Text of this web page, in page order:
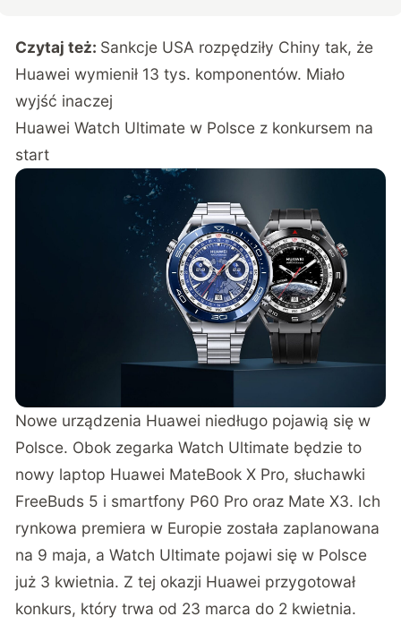
Czytaj też: Sankcje USA rozpędziły Chiny tak, że
Huawei wymienił 13 tys. komponentów. Miało
wyjść inaczej
Huawei Watch Ultimate w Polsce z konkursem na
start
Nowe urządzenia Huawei niedługo pojawią się w
Polsce. Obok zegarka Watch Ultimate będzie to
nowy laptop Huawei MateBook X Pro, słuchawki
FreeBuds 5 i smartfony P60 Pro oraz Mate X3. Ich
rynkowa premiera w Europie została zaplanowana
na 9 maja, a Watch Ultimate pojawi się w Polsce
już 3 kwietnia. Z tej okazji Huawei przygotował
konkurs, który trwa od 23 marca do 2 kwietnia.